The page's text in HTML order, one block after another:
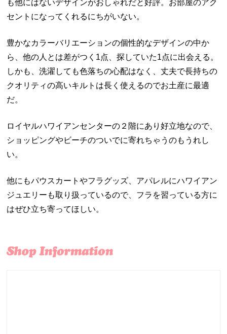
も他にはないデザインがおしゃれだと好評。お部屋のアク
セントになってくれるにちがいない。
豊かなカラーバリエーションの個性的なデザインの中か
ら、他の人とは差がつく1点、探していた1点に出会える。
しかも、洗濯しても色落ちの心配はなく、丈夫で長持ちの
クオリティの高いキルトは長く使えるのでお土産に最適
だ。
ロイヤルハワイアンセンターの２階にあり好立地なので、
ショッピングやビーチのついでに寄れちゃうのもうれし
い。
他にもパウスカートやフラグッズ、アパレルにハワイアン
ジュエリーも取り扱っているので、フラを習っている方に
はぜひ立ち寄ってほしい。